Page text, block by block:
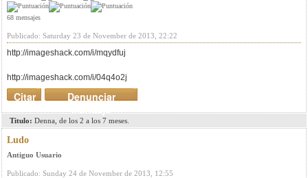
68 mensajes
Publicado: Saturday 23 de November de 2013, 22:22
http://imageshack.com/i/mqydfuj
http://imageshack.com/i/04q4o2j
Denunciar
mensaje
Citar
Titulo: Denna, de los 2 a los 7 meses.
Ludo
Antiguo Usuario
Publicado: Sunday 24 de November de 2013, 12:55